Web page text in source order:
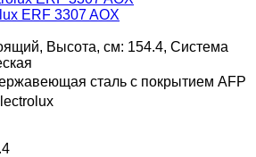
ERF 3307 AOX
Высота, см: 154.4, Система
сталь с покрытием AFP